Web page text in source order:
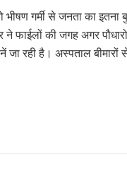
भीषण गर्मी से जनता का इतना
फाईलों की जगह अगर
जा रही है। अस्पताल